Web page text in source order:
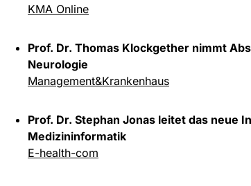
KMA Online
Prof. Dr. Thomas Klockgether nimmt
Neurologie
Management&Krankenhaus
Prof. Dr. Stephan Jonas leitet das neue
Medizininformatik
E-health-com